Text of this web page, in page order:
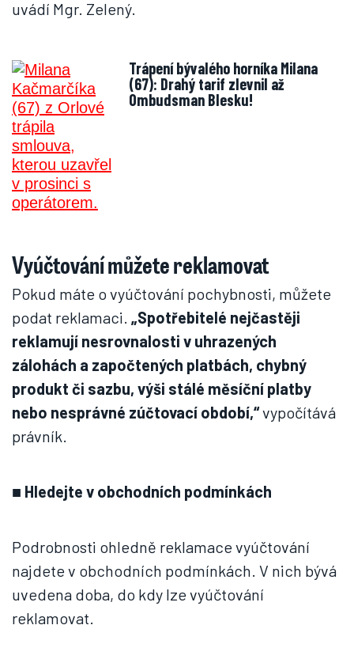
uvádí Mgr. Zelený.
Trápení bývalého horníka Milana
(67): Drahý tarif zlevnil až
Ombudsman Blesku!
Vyúčtování můžete reklamovat
Pokud máte o vyúčtování pochybnosti, můžete
podat reklamaci. „Spotřebitelé nejčastěji
reklamují nesrovnalosti v uhrazených
zálohách a započtených platbách, chybný
produkt či sazbu, výši stálé měsíční platby
nebo nesprávné zúčtovací období,“vypočítává
právník.
■ Hledejte v obchodních podmínkách
Podrobnosti ohledně reklamace vyúčtování
najdete v obchodních podmínkách. V nich bývá
uvedena doba, do kdy lze vyúčtování
reklamovat.